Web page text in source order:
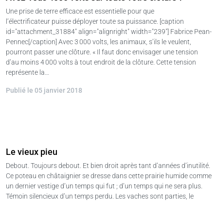
Une prise de terre efficace est essentielle pour que
l’électrificateur puisse déployer toute sa puissance. [caption
id="attachment_31884" align="alignright" width="239"] Fabrice Pean-
Pennec[/caption] Avec 3 000 volts, les animaux, s’ils le veulent,
pourront passer une clôture. « Il faut donc envisager une tension
d’au moins 4 000 volts à tout endroit de la clôture. Cette tension
représente la…
Publié le 05 janvier 2018
Le vieux pieu
Debout. Toujours debout. Et bien droit après tant d’années d’inutilité.
Ce poteau en châtaignier se dresse dans cette prairie humide comme
un dernier vestige d’un temps qui fut ; d’un temps qui ne sera plus.
Témoin silencieux d’un temps perdu. Les vaches sont parties, le